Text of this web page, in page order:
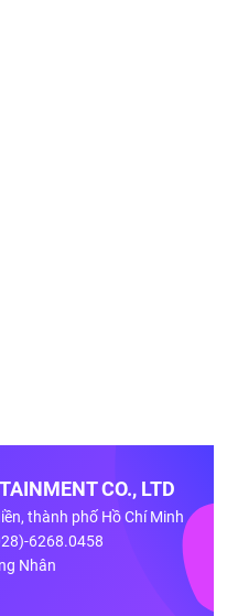
CO., LTD
thành phố Hồ Chí Minh
6268.0458
Nhân